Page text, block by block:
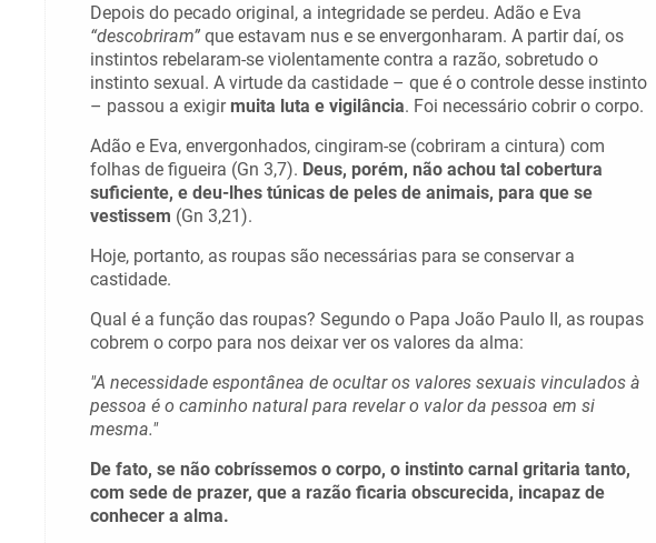
Depois do pecado original, a integridade se perdeu. Adão e Eva
“descobriram” que estavam nus e se envergonharam. A partir daí, os
instintos rebelaram-se violentamente contra a razão, sobretudo o
instinto sexual. A virtude da castidade – que é o controle desse instinto
– passou a exigir muita luta e vigilância. Foi necessário cobrir o corpo.
Adão e Eva, envergonhados, cingiram-se (cobriram a cintura) com
folhas de figueira (Gn 3,7). Deus, porém, não achou tal cobertura
suficiente, e deu-lhes túnicas de peles de animais, para que se
vestissem (Gn 3,21).
Hoje, portanto, as roupas são necessárias para se conservar a
castidade.
Qual é a função das roupas? Segundo o Papa João Paulo II, as roupas
cobrem o corpo para nos deixar ver os valores da alma:
"A necessidade espontânea de ocultar os valores sexuais vinculados à
pessoa é o caminho natural para revelar o valor da pessoa em si
mesma."
De fato, se não cobríssemos o corpo, o instinto carnal gritaria tanto,
com sede de prazer, que a razão ficaria obscurecida, incapaz de
conhecer a alma.